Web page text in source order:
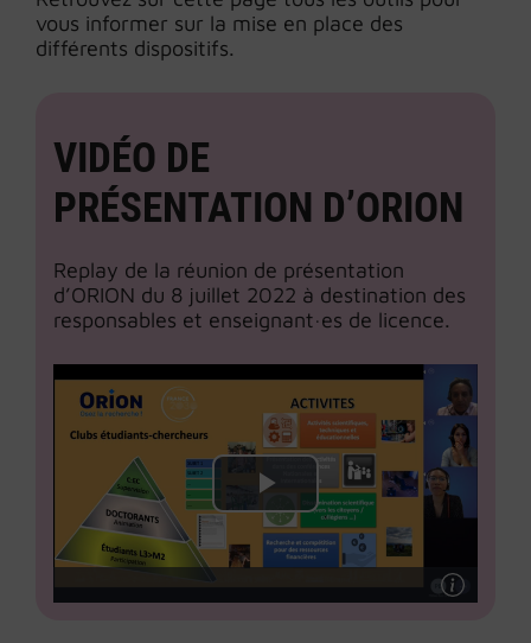
vous informer sur la mise en place des
différents dispositifs.
VIDÉO DE
PRÉSENTATION D’ORION
Replay de la réunion de présentation
d’ORION du 8 juillet 2022 à destination des
responsables et enseignant·es de licence.